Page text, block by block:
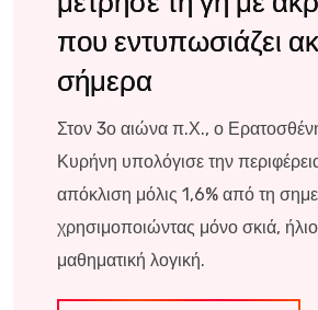
που εντυπωσιάζει
σήμερα
Στον 3ο αιώνα π.Χ., ο
Κυρήνη υπολόγισε την
απόκλιση μόλις 1,6% από τη
χρησιμοποιώντας μόνο σκιά, ήλιο
μαθηματική λογική.